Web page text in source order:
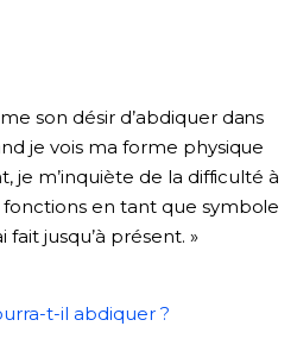
son désir d’abdiquer dans
je vois ma forme physique
je m’inquiète de la difficulté à
en tant que symbole
jusqu’à présent. »
t-il abdiquer ?